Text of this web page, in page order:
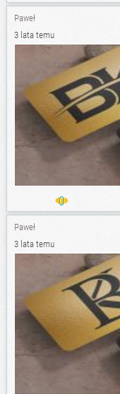
Paweł
3 lata temu
0
Paweł
3 lata temu